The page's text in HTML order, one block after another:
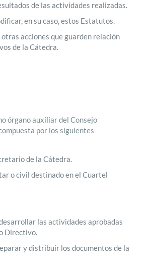
de las actividades realizadas.
en su caso, estos Estatutos.
acciones que guarden relación
de la Cátedra.
órgano auxiliar del Consejo
por los siguientes
de la Cátedra.
o civil destinado en el Cuartel
las actividades aprobadas
Directivo.
y distribuir los documentos de la